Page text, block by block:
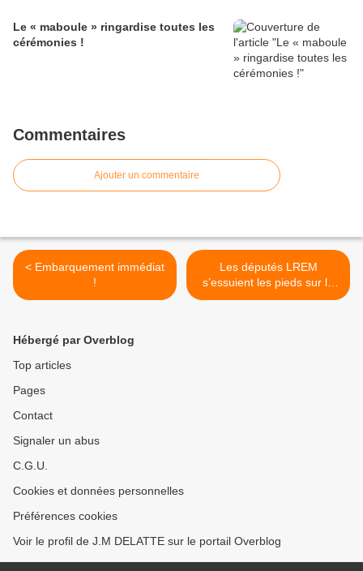
Le « maboule » ringardise toutes les
cérémonies !
Commentaires
Ajouter un commentaire
< Embarquement immédiat
!
Les députés LREM
s’essuient les pieds sur le
tapis vert ! >
Hébergé par Overblog
Top articles
Pages
Contact
Signaler un abus
C.G.U.
Cookies et données personnelles
Préférences cookies
Voir le profil de J.M DELATTE sur le portail Overblog